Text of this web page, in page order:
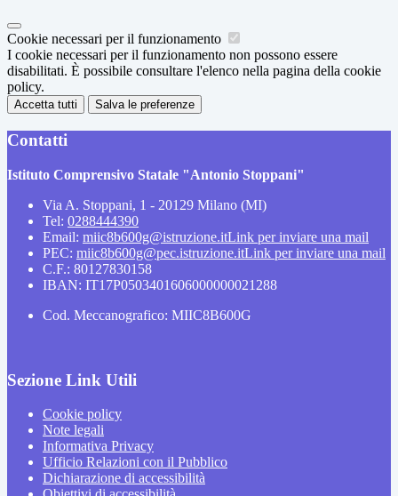
Cookie necessari per il funzionamento
I cookie necessari per il funzionamento non possono essere
disabilitati. È possibile consultare l'elenco nella pagina della cookie
policy.
Accetta tutti Salva le preferenze
Contatti
Istituto Comprensivo Statale "Antonio Stoppani"
Via A. Stoppani, 1 - 20129 Milano (MI)
Tel: 0288444390
Email: miic8b600g@istruzione.itLink per inviare una mail
PEC: miic8b600g@pec.istruzione.itLink per inviare una mail
C.F.: 80127830158
IBAN: IT17P0503401606000000021288
Cod. Meccanografico: MIIC8B600G
Sezione Link Utili
Cookie policy
Note legali
Informativa Privacy
Ufficio Relazioni con il Pubblico
Dichiarazione di accessibilità